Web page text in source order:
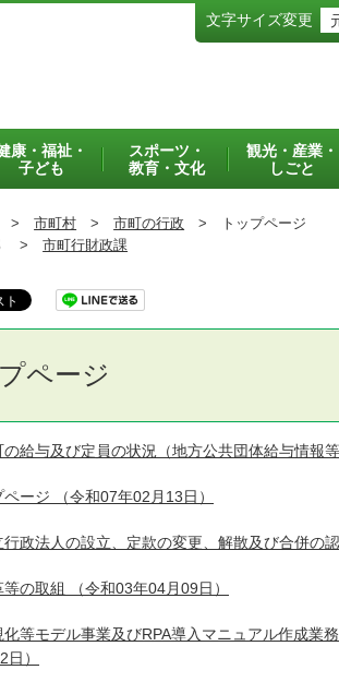
文字サイズ変更
康・福祉・
子ども
スポーツ・
教育・文化
観光・産業・
しごと
> 市町村 > 市町の行政 > トップページ
> 市町行財政課
ページ
の給与及び定員の状況（地方公共団体給与情報等
ページ （令和07年02月13日）
行政法人の設立、定款の変更、解散及び合併の
の取組 （令和03年04月09日）
化等モデル事業及びRPA導入マニュアル作成業
）